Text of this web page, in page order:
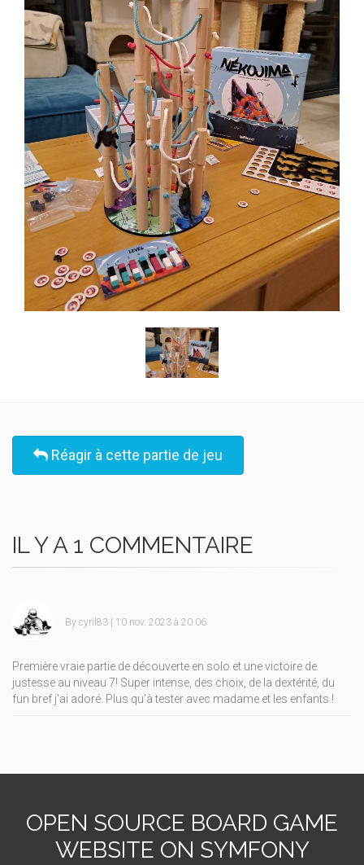
Réagir à cette partie de jeu
IL Y A 1 COMMENTAIRE
By cyril83 | 10 nov. 2023 à 20:06
Première vraie partie de découverte en solo et une victoire de
justesse au niveau 7! Super intense, des choix, de la dextérité, du
fun bref j'ai adoré. Plus qu'à tester avec madame et les enfants !
OPEN SOURCE BOARD GAME
WEBSITE ON SYMFONY